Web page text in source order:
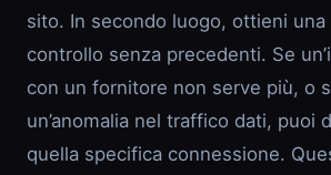
sito. In secondo luogo, ottieni una
controllo senza precedenti. Se
con un fornitore non serve più, o
un’anomalia nel traffico dati, puoi
quella specifica connessione.